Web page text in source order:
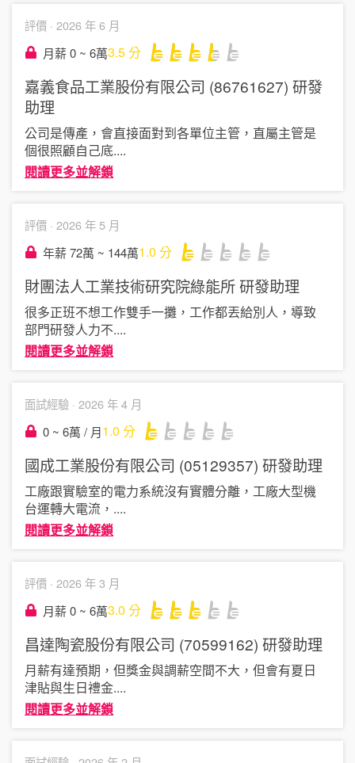
評價 · 2026 年 6 月
月薪 0 ~ 6萬3.5分
嘉義食品工業股份有限公司 (86761627) 研發
助理
公司是傳產，會直接面對到各單位主管，直屬主管是
個很照顧自己底....
閱讀更多並解鎖
評價 · 2026 年 5 月
年薪 72萬 ~ 144萬1.0 分
財團法人工業技術研究院綠能所研發助理
很多正班不想工作雙手一攤，工作都丟給別人，導致
部門研發人力不....
閱讀更多並解鎖
面試經驗 · 2026 年 4 月
0 ~ 6萬 / 月1.0 分
國成工業股份有限公司 (05129357) 研發助理
工廠跟實驗室的電力系統沒有實體分離，工廠大型機
台運轉大電流， ....
閱讀更多並解鎖
評價 · 2026 年 3 月
月薪 0 ~ 6萬3.0 分
昌達陶瓷股份有限公司 (70599162) 研發助理
月薪有達預期，但獎金與調薪空間不大，但會有夏日
津貼與生日禮金....
閱讀更多並解鎖